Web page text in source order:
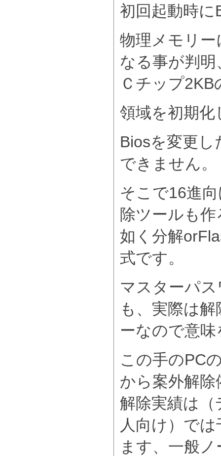
初回起動時に
物理メモリ
なる事が判
Ｃチップ2KB
領域を初期
Biosを変更
できません。
そこで16進
除ツールも
如く分解
式です。
マスターパ
も、実際は
ーなので意
この手のPC
から案外解
解除実績は
人向け）で
ます、一般